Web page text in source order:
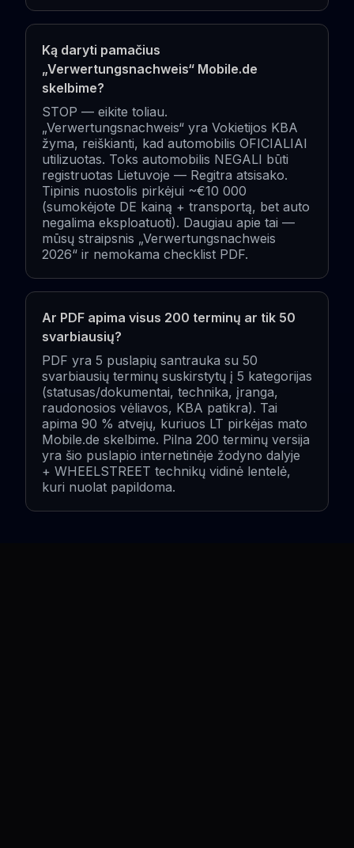
Ką daryti pamačius
„Verwertungsnachweis“ Mobile.de
skelbime?
STOP — eikite toliau.
„Verwertungsnachweis“ yra Vokietijos KBA
žyma, reiškianti, kad automobilis OFICIALIAI
utilizuotas. Toks automobilis NEGALI būti
registruotas Lietuvoje — Regitra atsisako.
Tipinis nuostolis pirkėjui ~€10 000
(sumokėjote DE kainą + transportą, bet auto
negalima eksploatuoti). Daugiau apie tai —
mūsų straipsnis „Verwertungsnachweis
2026“ ir nemokama checklist PDF.
Ar PDF apima visus 200 terminų ar tik 50
svarbiausių?
PDF yra 5 puslapių santrauka su 50
svarbiausių terminų suskirstytų į 5 kategorijas
(statusas/dokumentai, technika, įranga,
raudonosios vėliavos, KBA patikra). Tai
apima 90 % atvejų, kuriuos LT pirkėjas mato
Mobile.de skelbime. Pilna 200 terminų versija
yra šio puslapio internetinėje žodyno dalyje
+ WHEELSTREET technikų vidinė lentelė,
kuri nuolat papildoma.